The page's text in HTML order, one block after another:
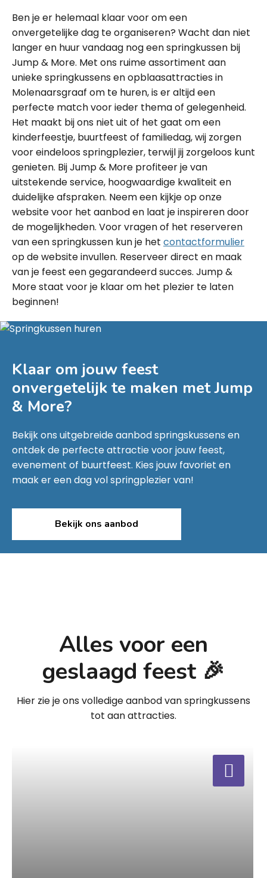
Ben je er helemaal klaar voor om een
onvergetelijke dag te organiseren? Wacht dan niet
langer en huur vandaag nog een springkussen bij
Jump & More. Met ons ruime assortiment aan
unieke springkussens en opblaasattracties in
Molenaarsgraaf om te huren, is er altijd een
perfecte match voor ieder thema of gelegenheid.
Het maakt bij ons niet uit of het gaat om een
kinderfeestje, buurtfeest of familiedag, wij zorgen
voor eindeloos springplezier, terwijl jij zorgeloos kunt
genieten. Bij Jump & More profiteer je van
uitstekende service, hoogwaardige kwaliteit en
duidelijke afspraken. Neem een kijkje op onze
website voor het aanbod en laat je inspireren door
de mogelijkheden. Voor vragen of het reserveren
van een springkussen kun je het contactformulier
op de website invullen. Reserveer direct en maak
van je feest een gegarandeerd succes. Jump &
More staat voor je klaar om het plezier te laten
beginnen!
Klaar om jouw feest
onvergetelijk te maken metJump
& More?
Bekijk ons uitgebreide aanbod springskussens en
ontdek de perfecte attractie voor jouw feest,
evenement of buurtfeest. Kies jouw favoriet en
maak er een dag vol springplezier van!
Bekijk ons aanbod
Alles voor een
geslaagd feest 🎉
Hier zie je ons volledige aanbod van springkussens
tot aan attracties.